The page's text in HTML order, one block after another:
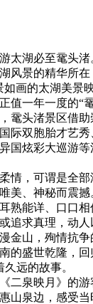
湖必至鼋头渚
风景的精华所在
如画的太湖美景
值一年一度的“
鼋头渚景区借助
际双胞胎才艺
国炫彩大巡游
，可谓是全部
美、神秘而震
熟能详、口口
追求真理，动
金山，殉情抗
的盛世乾隆，
远的故事。
泉映月》的游
山泉边，感受当